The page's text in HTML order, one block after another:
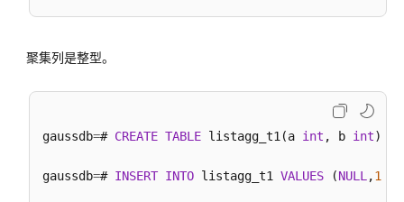
转
何
聚集列是整型。
gaussdb=# CREATE TABLE listagg_t1(a int , b int);
gaussdb=# INSERT INTO listagg_t1 VALUES (NULL ,1